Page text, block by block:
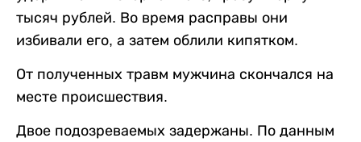
тысяч рублей. Во время расправы они
избивали его, а затем облили кипятком.
От полученных травм мужчина скончался на
месте происшествия.
Двое подозреваемых задержаны. По данным